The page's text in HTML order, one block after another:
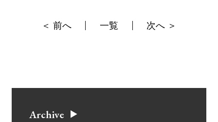
＜ 前へ 一覧 次へ ＞
Archive